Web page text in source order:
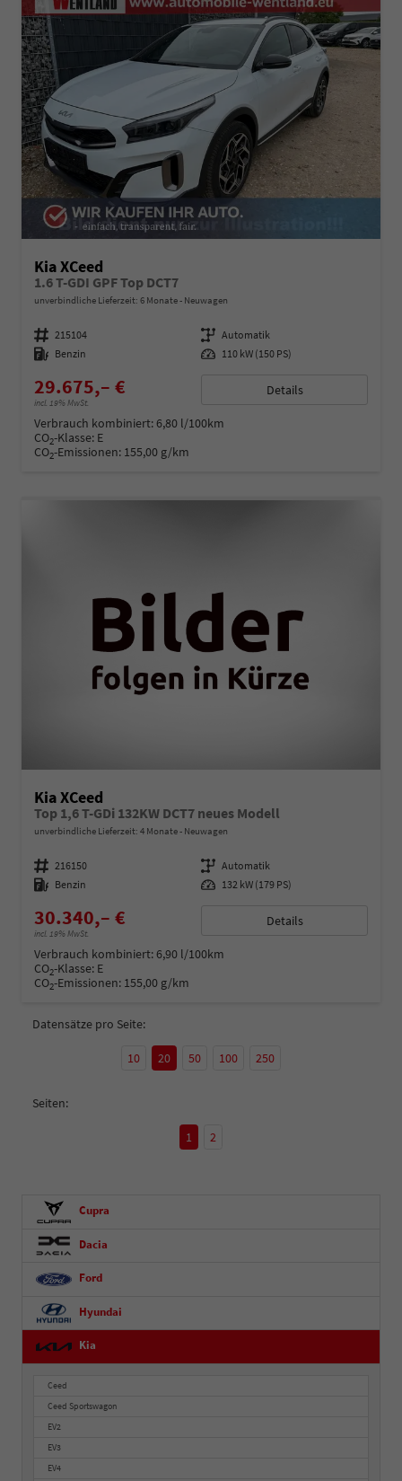
Kia XCeed
1.6 T-GDI GPF Top DCT7
unverbindliche Lieferzeit: 6 Monate Neuwagen
Fahrzeugnummer 215104 Getriebe Automatik
Kraftstoff Benzin Leistung 110 kW (150 PS)
29.675,– €
incl. 19% MwSt.
Details
Verbrauch kombiniert:6,80 l/100km
CO2-Klasse: E
CO2-Emissionen: 155,00 g/km
Kia XCeed
Top 1,6 T-GDi 132KW DCT7 neues Modell
unverbindliche Lieferzeit: 4 Monate Neuwagen
Fahrzeugnummer 216150 Getriebe Automatik
Kraftstoff Benzin Leistung 132 kW (179 PS)
30.340,– €
incl. 19% MwSt.
Details
Verbrauch kombiniert:6,90 l/100km
CO2-Klasse: E
CO2-Emissionen: 155,00 g/km
Datensätze pro Seite:
10 20 50 100 250
Seiten:
1 2
Cupra
Dacia
Ford
Hyundai
Kia
Ceed
Ceed Sportswagon
EV2
EV3
EV4